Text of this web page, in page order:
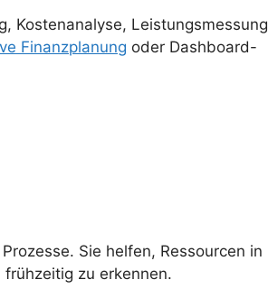
Kostenanalyse, Leistungsmessung
Finanzplanung oder Dashboard-
Sie helfen, Ressourcen in
zu erkennen.